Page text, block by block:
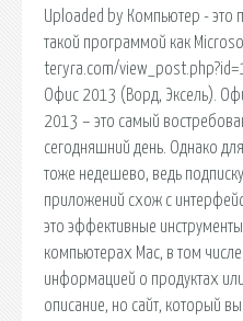
Uploaded by Компьютер - это
такой программой как
teryra.com/
Офис 2013 (Ворд, Эксель).
2013 – это самый
сегодняшний день. Однако
тоже недешево, ведь
приложений схож с
это эффективные
компьютерах Mac, в том
информацией о продуктах
описание, но сайт, который